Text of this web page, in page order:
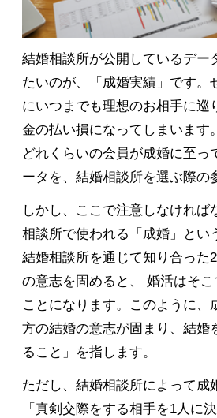
結婚相談所が公開しているデー
たいのが、「成婚実績」です。
にいつまでも理想のお相手に巡
金の払い損になってしまいます
どれくらいの会員が成婚に至っ
ータを、結婚相談所を選ぶ際の
しかし、ここで注意しなければ
相談所で使われる「成婚」とい
結婚相談所を通じて知り合った
の意志を固めると、 婚活はそ
ことになります。このように、
方の結婚の意志が固まり、結婚
ること」を指します。
ただし、結婚相談所によって成
「真剣交際をする相手を1人に